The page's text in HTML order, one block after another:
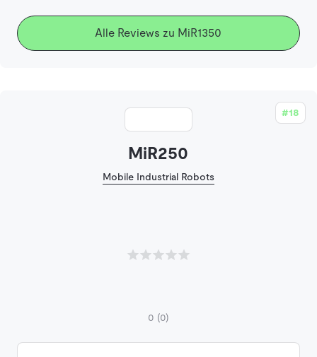
Alle Reviews zu MiR1350
#18
MiR250
Mobile Industrial Robots
0 (0)